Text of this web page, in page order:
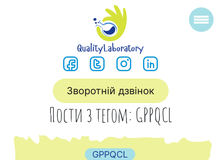
Зворотній дзвінок
Пости з тегом: GPPQCL
GPPQCL